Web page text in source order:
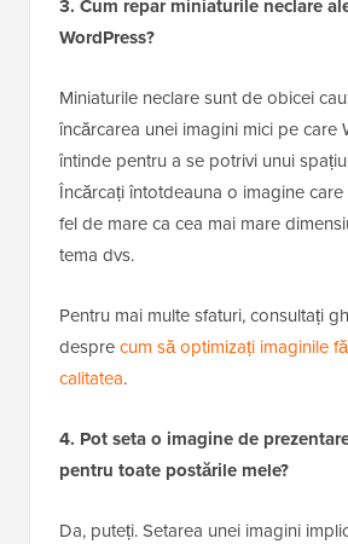
3. Cum repar miniaturile neclare
WordPress?
Miniaturile neclare sunt de obicei
încărcarea unei imagini mici pe care
întinde pentru a se potrivi unui
Încărcați întotdeauna o imagine
fel de mare ca cea mai mare
tema dvs.
Pentru mai multe sfaturi, consultați
desprecum să optimizați imaginile
calitatea.
4. Pot seta o imagine de
pentru toate postările mele?
Da, puteți. Setarea unei imagini